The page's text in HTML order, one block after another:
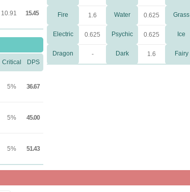
10.91 15.45
Critical DPS
5% 36.67
5% 45.00
5% 51.43
Fire 1.6 Water 0.625 Grass
Electric 0.625 Psychic 0.625 Ice
Dragon - Dark 1.6 Fairy